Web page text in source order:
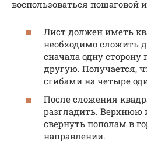
воспользоваться пошаговой
Лист должен иметь
необходимо сложить
сначала одну сторону
другую. Получается,
сгибами на четыре
После сложения
разгладить.
свернуть пополам в
направлении.